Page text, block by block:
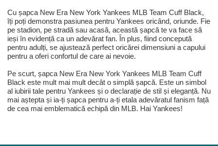
Cu șapca New Era New York Yankees MLB Team Cuff Black,
îți poți demonstra pasiunea pentru Yankees oricând, oriunde. Fie
pe stadion, pe stradă sau acasă, această șapcă te va face să
ieși în evidență ca un adevărat fan. În plus, fiind concepută
pentru adulți, se ajustează perfect oricărei dimensiuni a capului
pentru a oferi confortul de care ai nevoie.
Pe scurt, șapca New Era New York Yankees MLB Team Cuff
Black este mult mai mult decât o simplă șapcă. Este un simbol
al iubirii tale pentru Yankees și o declarație de stil și eleganță. Nu
mai aștepta și ia-ți șapca pentru a-ți etala adevăratul fanism față
de cea mai emblematică echipă din MLB. Hai Yankees!